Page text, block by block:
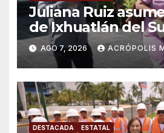
Juliana Ruiz
de Ixhuatlán del
AGO 7, 2026 ACRÓPOLIS
DESTACADA ESTATAL